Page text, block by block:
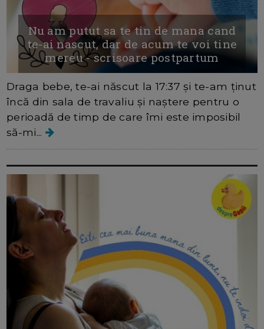
Nu am putut sa te tin de mana cand
te-ai nascut, dar de acum te voi tine
mereu - scrisoare postpartum
Draga bebe, te-ai născut la 17:37 și te-am ținut
încă din sala de travaliu și naștere pentru o
perioadă de timp de care îmi este imposibil
să-mi...